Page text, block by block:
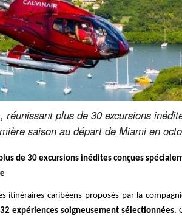
plus de 30 excursions
saison au départ de Miami en
de 30 excursions inédites conçues
itinéraires caribéens proposés par la
32 expériences soigneusement sélectionnées.